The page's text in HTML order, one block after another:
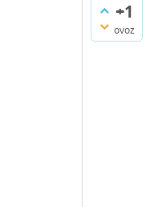
+1
ovoz